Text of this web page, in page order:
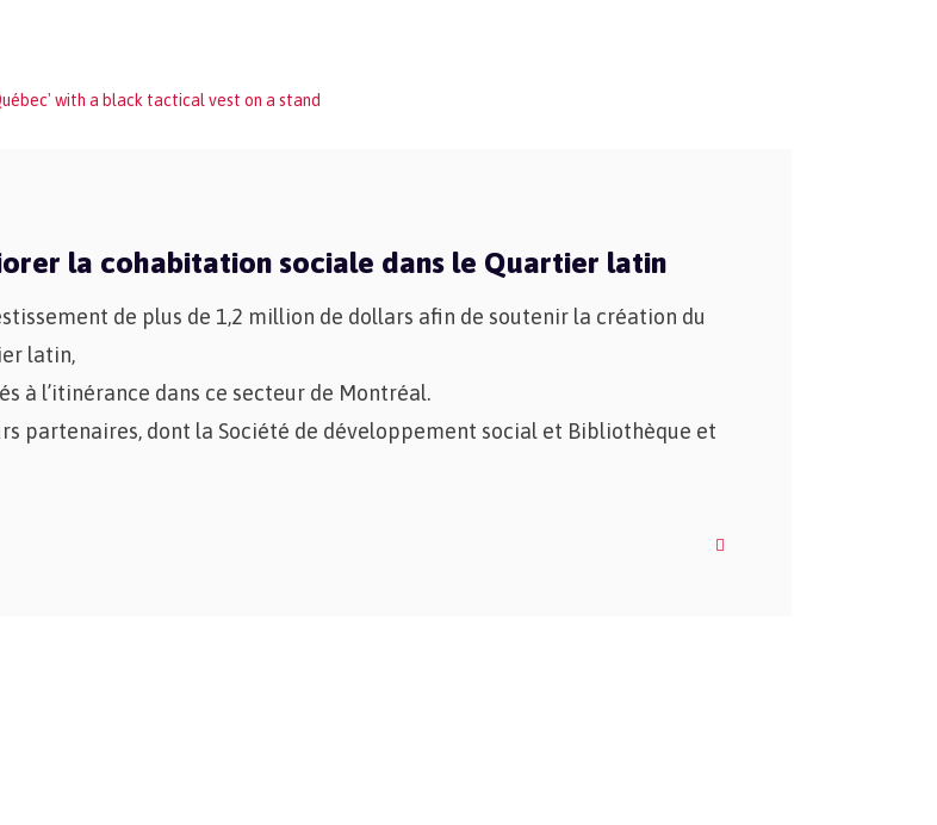
la cohabitation sociale dans le Quartier latin
de plus de 1,2 million de dollars afin de soutenir la création du
latin,
à l’itinérance dans ce secteur de Montréal.
partenaires, dont la Société de développement social et Bibliothèque et